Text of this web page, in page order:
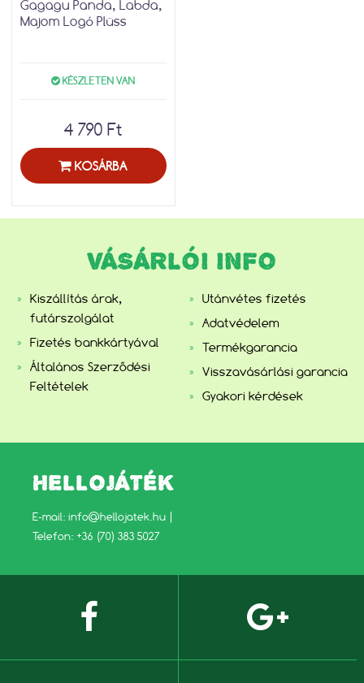
Gagagu Panda, Labda,
Majom Logó Plüss
KÉSZLETEN VAN
4 790 Ft
KOSÁRBA
VÁSÁRLÓI INFO
Kiszállítás árak,
futárszolgálat
Fizetés bankkártyával
Általános Szerződési
Feltételek
Utánvétes fizetés
Adatvédelem
Termékgarancia
Visszavásárlási garancia
Gyakori kérdések
HELLOJÁTÉK
E-mail: info@hellojatek.hu
Telefon: +36 (70) 383 5027